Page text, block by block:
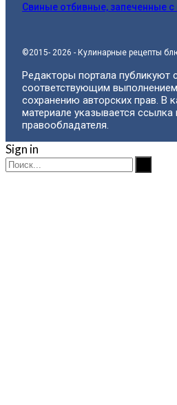
Свиные отбивные, запеченные
©2015- 2026 - Кулинарные рецепты
Редакторы портала публикуют
соответствующим
сохранению авторских прав. В
материале указывается ссылка
правообладателя.
Sign in